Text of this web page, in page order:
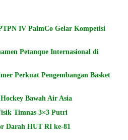
IV PalmCo Gelar Kompetisi
Petanque Internasional di
Perkuat Pengembangan Basket
Bawah Air Asia
Timnas 3×3 Putri
Darah HUT RI ke-81